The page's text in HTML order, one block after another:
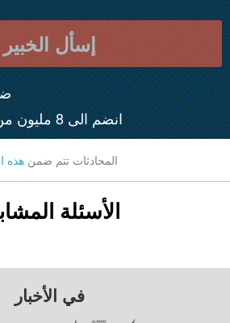
إسأل الخبير
انضم الى 8 مليون من العملاء الراضين
المحادثات تتم ضمن هذه
الأسئلة
في الأخبار